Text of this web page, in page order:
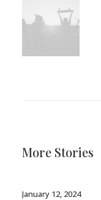
More Stories
January 12, 2024